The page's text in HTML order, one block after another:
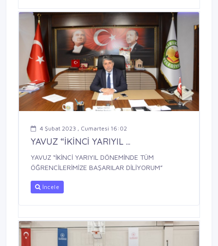
4 Şubat 2023 , Cumartesi 16:02
YAVUZ “İKİNCİ YARIYIL ...
YAVUZ “İKİNCİ YARIYIL DÖNEMİNDE TÜM
ÖĞRENCİLERİMİZE BAŞARILAR DİLİYORUM”
İncele